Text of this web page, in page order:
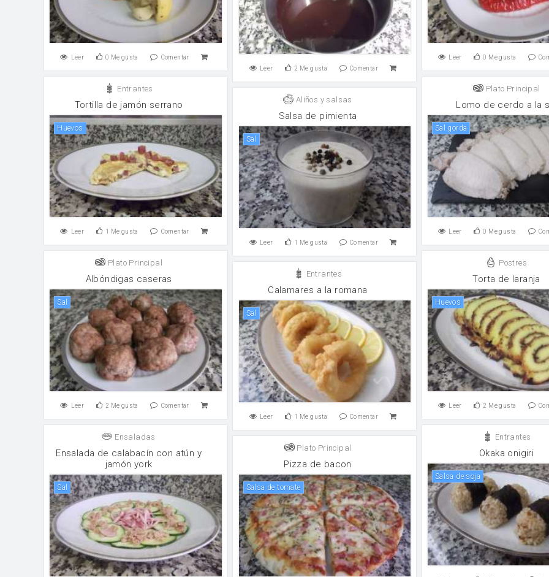
Leer 0 Me gusta Comentar
Leer 2 Me gusta Comentar
Leer 0 Me gusta
Entrantes
Tortilla de jamón serrano
huevos
Leer 1 Me gusta Comentar
Plato Principal
Lomo de cerdo a la
sal gorda
Leer 0 Me gusta
Aliños y salsas
Salsa de pimienta
sal
Leer 1 Me gusta Comentar
Plato Principal
Albóndigas caseras
sal
Leer 2 Me gusta Comentar
Postres
Torta de laranja
huevos
Leer 2 Me gusta
Entrantes
Calamares a la romana
sal
Leer 1 Me gusta Comentar
Ensaladas
Ensalada de calabacín con atún y
jamón york
sal
Entrantes
Okaka onigiri
salsa de soja
Plato Principal
Pizza de bacon
salsa de tomate